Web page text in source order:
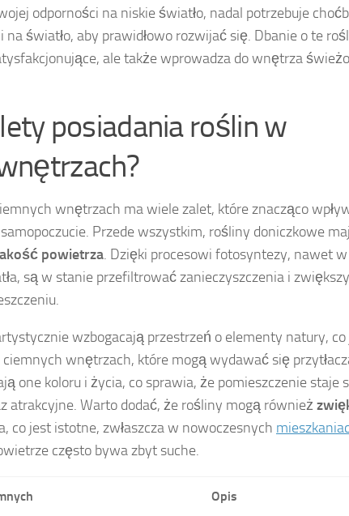
odporności na niskie światło, nadal potrzebuje
światło, aby prawidłowo rozwijać się. Dbanie o te
ale także wprowadza do wnętrza
posiadania roślin w
wnętrzach ma wiele zalet, które znacząco
Przede wszystkim, rośliny doniczkowe
powietrza. Dzięki procesowi fotosyntezy, nawet w
są w stanie przefiltrować zanieczyszczenia i
wzbogacają przestrzeń o elementy natury,
wnętrzach, które mogą wydawać się
one koloru i życia, co sprawia, że pomieszczenie staje
atrakcyjne. Warto dodać, że rośliny mogą również
co jest istotne, zwłaszcza w nowoczesnych
często bywa zbyt suche.
Opis